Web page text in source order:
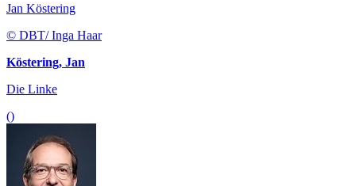
Jan Köstering
© DBT/ Inga Haar
Köstering, Jan
Die Linke
()